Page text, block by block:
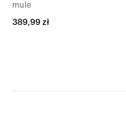
mule
389,99 zł
389,99 zł